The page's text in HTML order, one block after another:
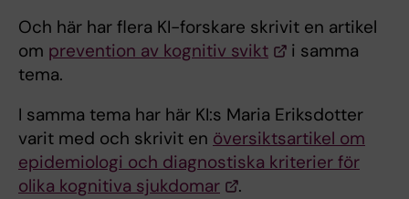
Och här har flera KI-forskare skrivit en artikel
om prevention av kognitiv svikt
i samma
tema.
I samma tema har här KI:s Maria Eriksdotter
varit med och skrivit en översiktsartikel om
epidemiologi och diagnostiska kriterier för
olika kognitiva sjukdomar
.